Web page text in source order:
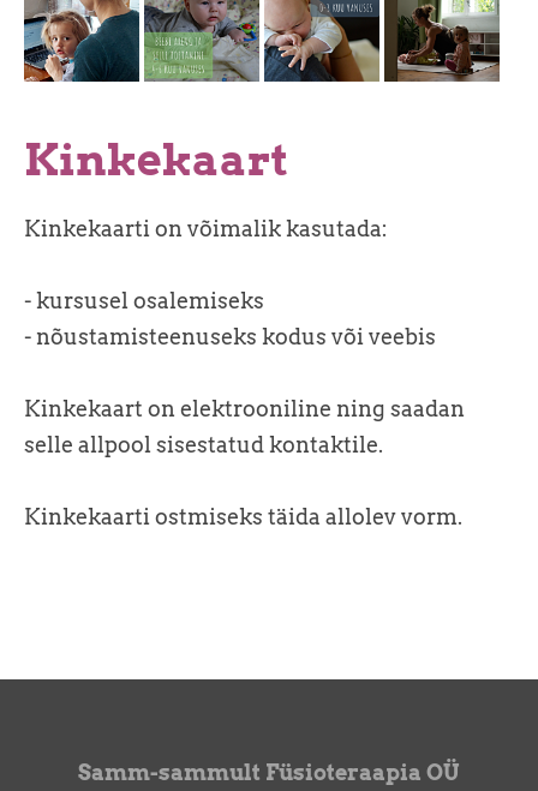
Kinkekaart
Kinkekaarti on võimalik kasutada:
- kursusel osalemiseks
- nõustamisteenuseks kodus või veebis
Kinkekaart on elektrooniline ning saadan
selle allpool sisestatud kontaktile.
Kinkekaarti ostmiseks täida allolev vorm.
Samm-sammult Füsioteraapia OÜ